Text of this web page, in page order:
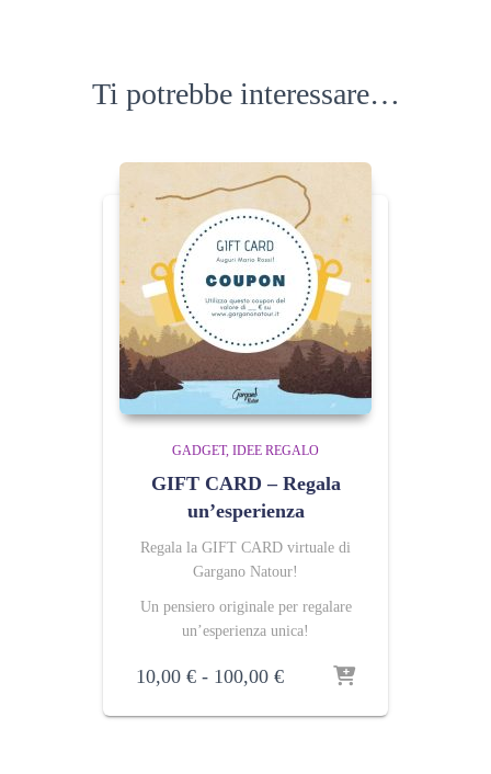
Ti potrebbe interessare…
GADGET IDEE REGALO
GIFT CARD – Regala
un’esperienza
Regala la GIFT CARD virtuale di
Gargano Natour!
Un pensiero originale per regalare
un’esperienza unica!
10,00 € - 100,00 €Fascia
prezzo: